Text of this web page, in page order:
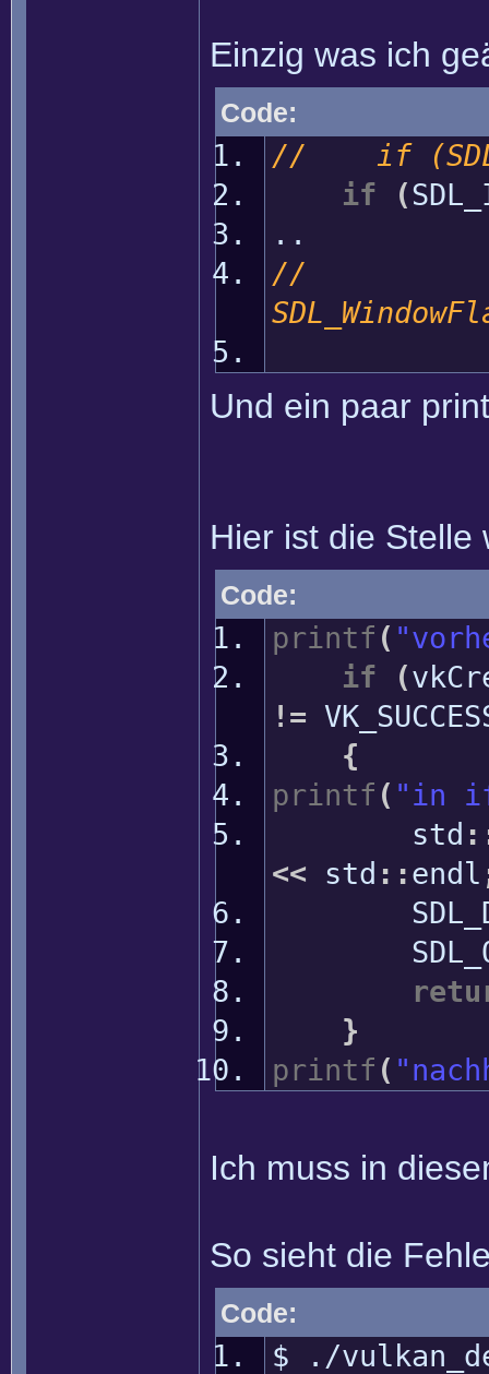
Einzig was ich
Code:
// if
if
(
..
Und ein paar
Hier ist die Stelle
Code:
printf (
if
(
!=
{
printf ( "in
std
<< std ::endl
}
printf (
Ich muss in
So sieht die
Code:
$ ./